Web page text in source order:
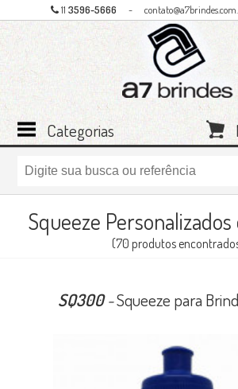
11 3596-5666 -
Categorias
Squeeze
(70 produtos
SQ300-Squeeze para